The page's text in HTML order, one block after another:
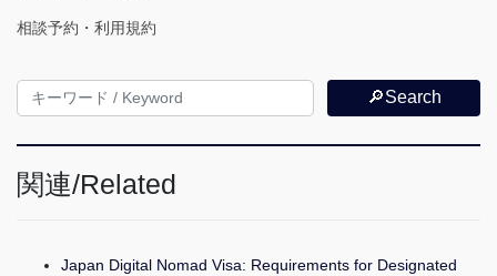
相談予約・利用規約
🔎Search
関連/Related
Japan Digital Nomad Visa: Requirements for Designated